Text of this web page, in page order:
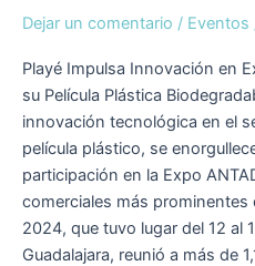
Dejar un comentario / Eventos
Playé Impulsa Innovación en
su Película Plástica
innovación tecnológica en el
película plástico, se
participación en la Expo
comerciales más prominentes
2024, que tuvo lugar del 12 al
Guadalajara, reunió a más de